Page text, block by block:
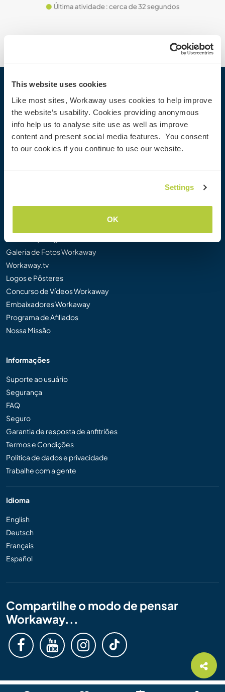
This website uses cookies
Like most sites, Workaway uses cookies to help improve
the website’s usability. Cookies providing anonymous
info help us to analyse site use as well as improve
content and present social media features. You consent
to our cookies if you continue to use our website.
Settings
OK
Última atividade : cerca de 32 segundos
Encontrar um anfitrião
Informações para anfitriões
Informações para Workawayers
Cadastrar-se como workawayer
Galeria de Fotos Workaway
Workaway.tv
Logos e Pôsteres
Concurso de Vídeos Workaway
Embaixadores Workaway
Programa de Afiliados
Nossa Missão
Informações
Suporte ao usuário
Segurança
FAQ
Seguro
Garantia de resposta de anfitriões
Termos e Condições
Política de dados e privacidade
Trabalhe com a gente
Idioma
English
Deutsch
Français
Español
Compartilhe o modo de pensar
Workaway...